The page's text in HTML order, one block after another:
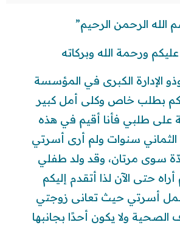
الله الرحمن الرحيم”
ورحمة الله وبركاته
الإدارة الكبرى في المؤسسة
بطلب خاص وكلى أمل كبير
على طلبي فأنا أقيم في هذه
الثماني سنوات ولم أرى أسرتي
سوى مرتان، وقد ولد طفلي
حتى الآن لذا أتقدم إليكم
أسرتي حيث تعانى زوجتي
ولا يكون أحدًا بجانبها